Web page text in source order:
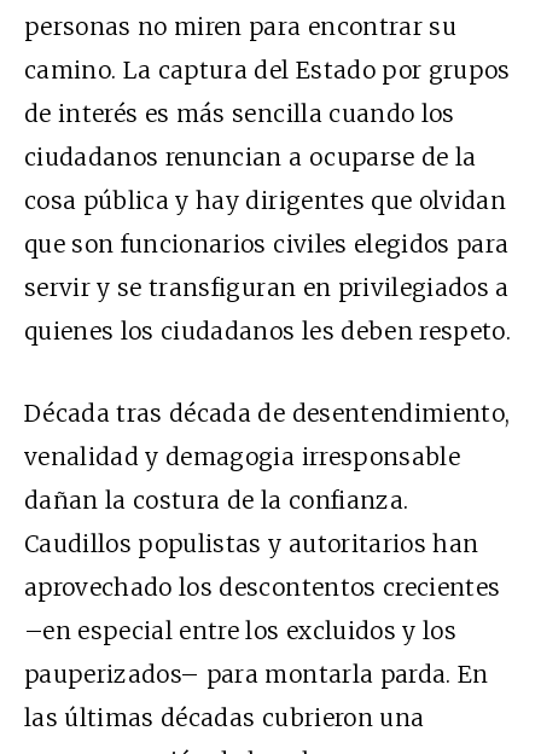
personas no miren para encontrar su
camino. La captura del Estado por grupos
de interés es más sencilla cuando los
ciudadanos renuncian a ocuparse de la
cosa pública y hay dirigentes que olvidan
que son funcionarios civiles elegidos para
servir y se transfiguran en privilegiados a
quienes los ciudadanos les deben respeto.
Década tras década de desentendimiento,
venalidad y demagogia irresponsable
dañan la costura de la confianza.
Caudillos populistas y autoritarios han
aprovechado los descontentos crecientes
–en especial entre los excluidos y los
pauperizados– para montarla parda. En
las últimas décadas cubrieron una